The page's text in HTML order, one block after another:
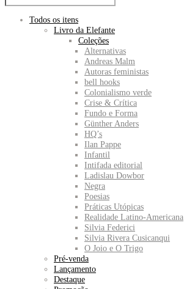
Todos os itens
Livro da Elefante
Coleções
Alternativas
Andreas Malm
Autoras feministas
bell hooks
Colonialismo verde
Crise & Crítica
Fundo e Forma
Günther Anders
HQ’s
Ilan Pappe
Infantil
Intifada editorial
Ladislau Dowbor
Negra
Poesias
Práticas Utópicas
Realidade Latino-Americana
Silvia Federici
Silvia Rivera Cusicanqui
O Joio e O Trigo
Pré-venda
Lançamento
Destaque